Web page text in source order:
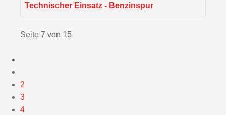
Technischer Einsatz - Benzinspur
Seite 7 von 15
2
3
4